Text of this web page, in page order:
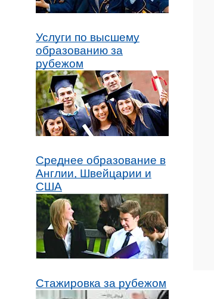
Услуги по высшему
образованию за
рубежом
Среднее образование в
Англии, Швейцарии и
США
Стажировка за рубежом